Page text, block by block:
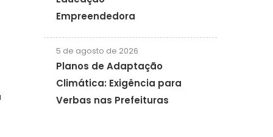
Empreendedora
5 de agosto de 2026
Planos de Adaptação
Climática: Exigência para
Verbas nas Prefeituras